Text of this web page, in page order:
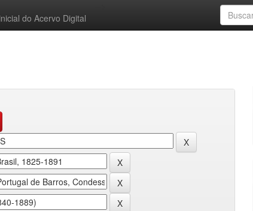
do Acervo Digital